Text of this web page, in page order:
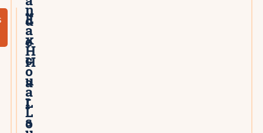
d
e
H
a
L
o
n
a
H
o
a
L
E
x
c
u
r
s